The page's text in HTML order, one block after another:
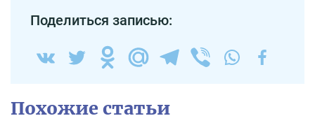
Поделиться записью:
Похожие статьи